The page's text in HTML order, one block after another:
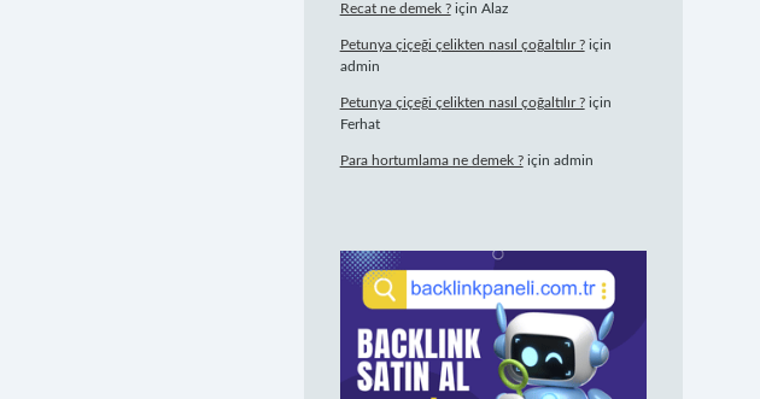
Recat ne demek ?için Alaz
Petunya çiçeği çelikten nasıl çoğaltılır ?için
admin
Petunya çiçeği çelikten nasıl çoğaltılır ?için
Ferhat
Para hortumlama ne demek ?için admin